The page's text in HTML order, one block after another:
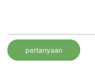
pertanyaan